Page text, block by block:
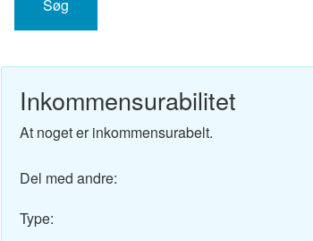
Latin-Dansk ordbog
Svensk-Dansk ordbog
Inkommensurabilitet
At noget er inkommensurabelt.
Del med andre:
Type: